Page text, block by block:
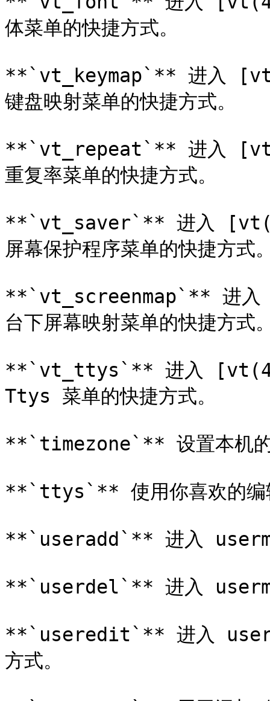
体菜单的快捷方式。
**`vt_keymap`** 进入
键盘映射菜单的快捷方式。
**`vt_repeat`** 进入
重复率菜单的快捷方式。
**`vt_saver`** 进入
屏幕保护程序菜单的快捷方式
**`vt_screenmap`** 进
台下屏幕映射菜单的快捷方式
**`vt_ttys`** 进入
Ttys 菜单的快捷方式。
**`timezone`** 设置本机的
**`ttys`** 使用你喜欢的
**`useradd`** 进入
**`userdel`** 进入
**`useredit`** 进入
方式。